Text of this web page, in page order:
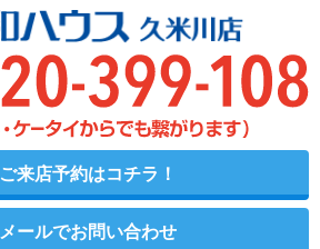
ご来店予約はコチラ！
メールでお問い合わせ